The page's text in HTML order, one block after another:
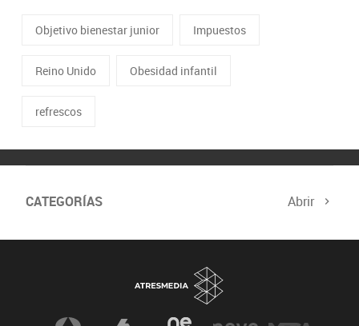
Objetivo bienestar junior Impuestos
Reino Unido Obesidad infantil
refrescos
CATEGORÍAS Abrir